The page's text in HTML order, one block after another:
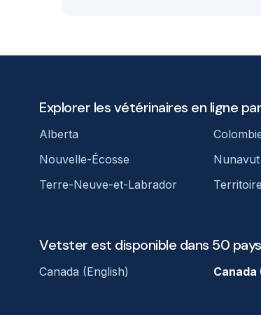
Explorer les vétérinaires en ligne
Alberta
Nouvelle-Écosse
Nunavut
Terre-Neuve-et-Labrador
Vetster est disponible dans 50 pays
Canada (English) Canada